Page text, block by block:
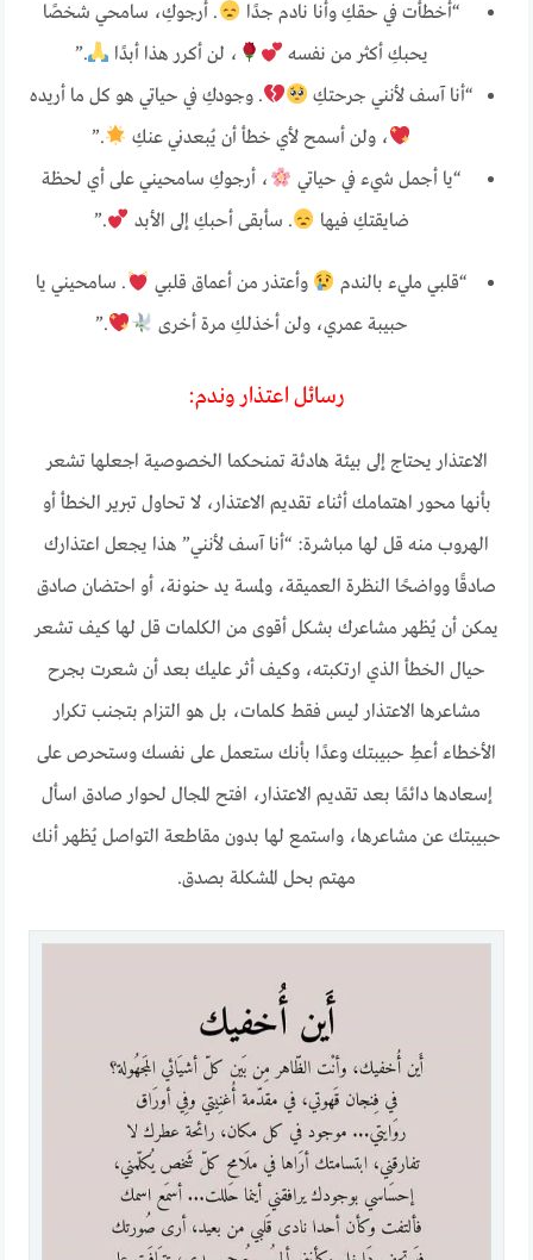
“أخطأت في حقكِ وأنا نادم جدًا
. أرجوكِ، سامحي شخصًا
يحبكِ أكثر من نفسه
، لن أكرر هذا أبدًا
.”
“أنا آسف لأنني جرحتكِ
. وجودكِ في حياتي هو كل ما أريده
، ولن أسمح لأي خطأ أن يُبعدني عنكِ
.”
“يا أجمل شيء في حياتي
، أرجوكِ سامحيني على أي لحظة
ضايقتكِ فيها
. سأبقى أحبكِ إلى الأبد .”
“قلبي مليء بالندم وأعتذر من أعماق قلبي
. سامحيني يا
حبيبة عمري، ولن أخذلكِ مرة أخرى
.”
رسائل اعتذار وندم:
الاعتذار يحتاج إلى بيئة هادئة تمنحكما الخصوصية اجعلها تشعر
بأنها محور اهتمامك أثناء تقديم الاعتذار، لا تحاول تبرير الخطأ أو
الهروب منه قل لها مباشرة: “أنا آسف لأنني” هذا يجعل اعتذارك
صادقًا وواضحًا النظرة العميقة، ولمسة يد حنونة، أو احتضان صادق
يمكن أن يُظهر مشاعرك بشكل أقوى من الكلمات قل لها كيف تشعر
حيال الخطأ الذي ارتكبته، وكيف أثر عليك بعد أن شعرت بجرح
مشاعرها الاعتذار ليس فقط كلمات، بل هو التزام بتجنب تكرار
الأخطاء أعطِ حبيبتك وعدًا بأنك ستعمل على نفسك وستحرص على
إسعادها دائمًا بعد تقديم الاعتذار، افتح المجال لحوار صادق اسأل
حبيبتك عن مشاعرها، واستمع لها بدون مقاطعة التواصل يُظهر أنك
مهتم بحل المشكلة بصدق.